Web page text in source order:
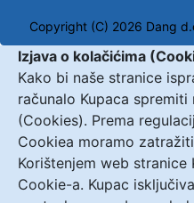
Copyright (C) 2026 Dang
Izjava o kolačićima
Kako bi naše stranice
računalo Kupaca
(Cookies). Prema
Cookiea moramo
Korištenjem web
Cookie-a. Kupac